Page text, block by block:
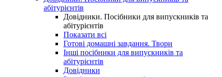
абітурієнтів
Довідники. Посібники для випускників та
абітурієнтів
Показати всі
Готові домашні завдання. Твори
Інші посібники для випускників та
абітурієнтів
Довідники